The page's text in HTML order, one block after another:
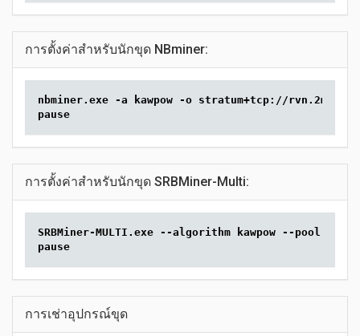
การตั้งค่าสำหรับนักขุด NBminer:
nbminer.exe -a kawpow -o stratum+tcp://
pause
การตั้งค่าสำหรับนักขุด SRBMiner-Multi:
SRBMiner-MULTI.exe --algorithm kawpow --pool
pause
การเช่าอุปกรณ์ขุด